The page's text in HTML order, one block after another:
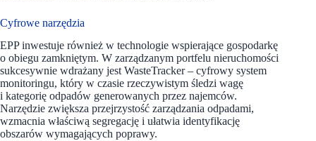
Cyfrowe narzędzia
EPP inwestuje również w technologie wspierające gospodarkę
o obiegu zamkniętym. W zarządzanym portfelu nieruchomości
sukcesywnie wdrażany jest WasteTracker – cyfrowy system
monitoringu, który w czasie rzeczywistym śledzi wagę
i kategorię odpadów generowanych przez najemców.
Narzędzie zwiększa przejrzystość zarządzania odpadami,
wzmacnia właściwą segregację i ułatwia identyfikację
obszarów wymagających poprawy.